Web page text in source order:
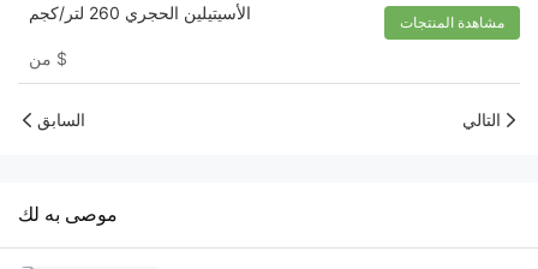
الأسيتيلين الحجري 260 لتر/كجم
$
مشاهدة المنتجات
السابق التالي
موصى به لك